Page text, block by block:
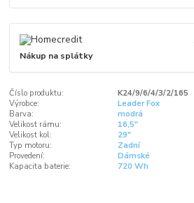
Nákup na splátky
Číslo produktu:
K24/9/6/4/3/2/165
Výrobce:
Leader Fox
Barva:
modrá
Velikost rámu:
16,5"
Velikost kol:
29"
Typ motoru:
Zadní
Provedení:
Dámské
Kapacita baterie:
720 Wh